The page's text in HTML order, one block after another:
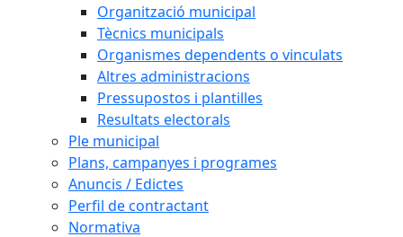
Organització municipal
Tècnics municipals
Organismes dependents o vinculats
Altres administracions
Pressupostos i plantilles
Resultats electorals
Ple municipal
Plans, campanyes i programes
Anuncis / Edictes
Perfil de contractant
Normativa